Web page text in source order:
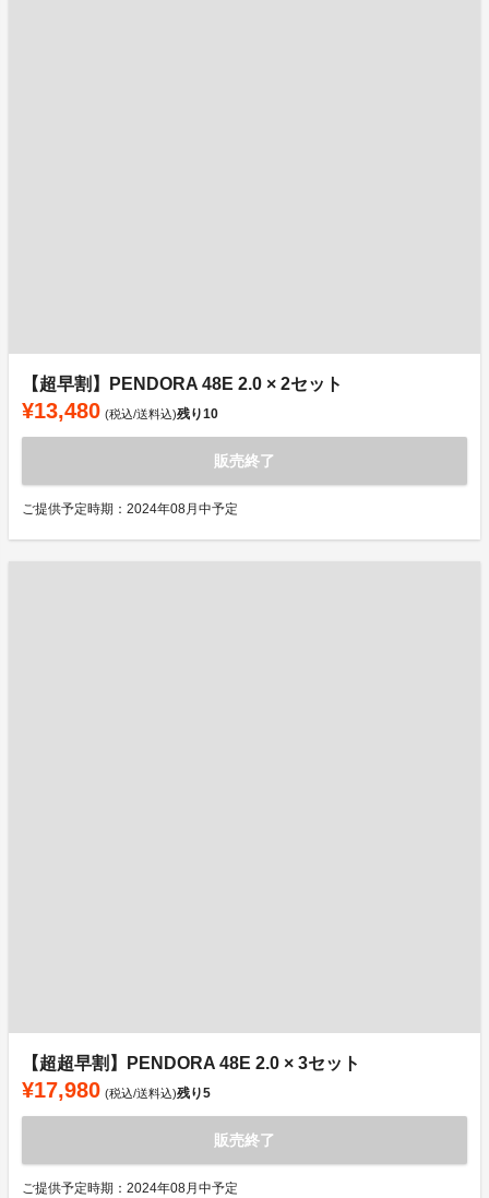
【超早割】PENDORA 48E 2.0 × 2セット
¥13,480 (税込/送料込)残り10
販売終了
ご提供予定時期：2024年08月中予定
【超超早割】PENDORA 48E 2.0 × 3セット
¥17,980 (税込/送料込)残り5
販売終了
ご提供予定時期：2024年08月中予定